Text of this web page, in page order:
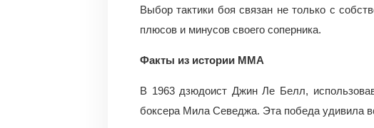
Выбор тактики боя связан не только с
плюсов и минусов своего соперника.
Факты из истории ММА
В 1963 дзюдоист Джин Ле Белл,
боксера Мила Севеджа. Эта победа удивила